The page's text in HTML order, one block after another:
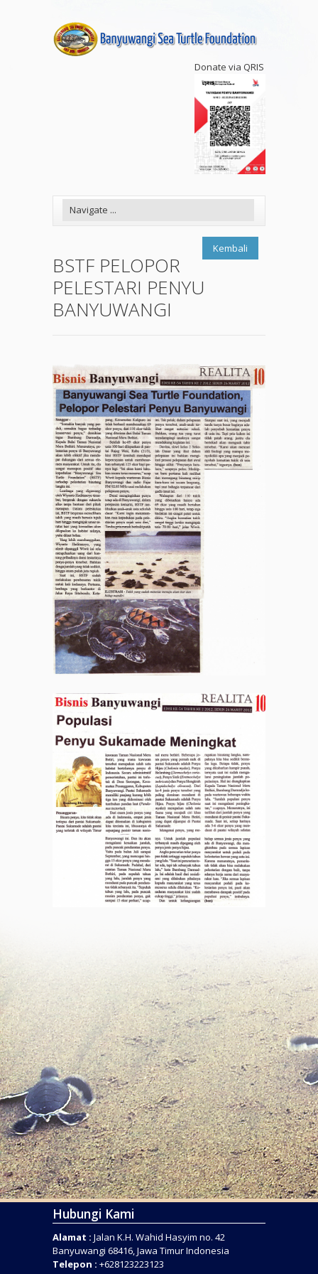
Donate via QRIS
Kembali
BSTF PELOPOR
PELESTARI PENYU
BANYUWANGI
Hubungi Kami
Alamat : Jalan K.H. Wahid Hasyim no. 42
Banyuwangi 68416, Jawa Timur Indonesia
Telepon : +628123223123